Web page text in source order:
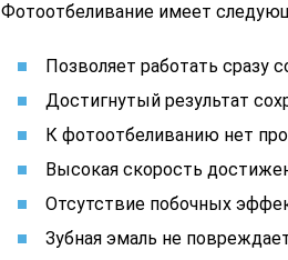
Фотоотбеливание имеет
Позволяет работать сразу
Достигнутый результат
К фотоотбеливанию нет
Высокая скорость
Отсутствие побочных
Зубная эмаль не